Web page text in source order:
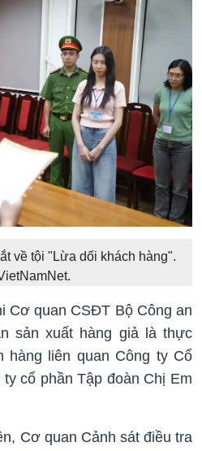
về tội "Lừa dối khách hàng".
Cơ quan CSĐT Bộ Công an
sản xuất hàng giả là thực
hàng liên quan Công ty Cổ
cổ phần Tập đoàn Chị Em
Cơ quan Cảnh sát điều tra